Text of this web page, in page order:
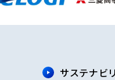
サステナビ